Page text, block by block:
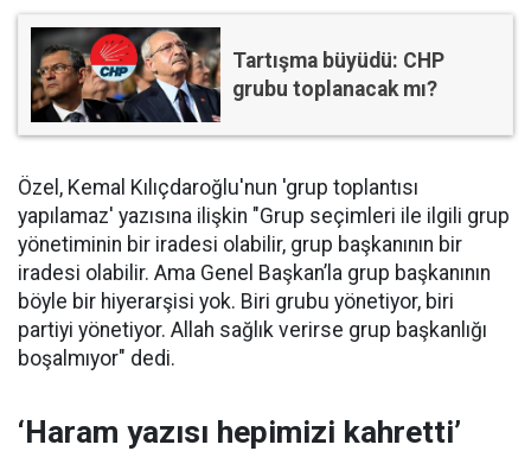
Tartışma büyüdü: CHP
grubu toplanacak mı?
Özel, Kemal Kılıçdaroğlu'nun 'grup toplantısı
yapılamaz' yazısına ilişkin "Grup seçimleri ile ilgili grup
yönetiminin bir iradesi olabilir, grup başkanının bir
iradesi olabilir. Ama Genel Başkan’la grup başkanının
böyle bir hiyerarşisi yok. Biri grubu yönetiyor, biri
partiyi yönetiyor. Allah sağlık verirse grup başkanlığı
boşalmıyor" dedi.
‘Haram yazısı hepimizi kahretti’